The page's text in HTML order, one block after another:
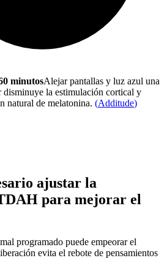
minutosAlejar pantallas y luz azul una
disminuye la estimulación cortical y
natural de melatonina. (Additude)
ajustar la
para mejorar el
programado puede empeorar el
evita el rebote de pensamientos